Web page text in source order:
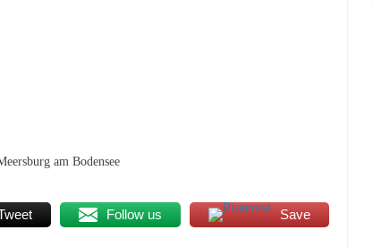
am Bodensee
Follow us Save